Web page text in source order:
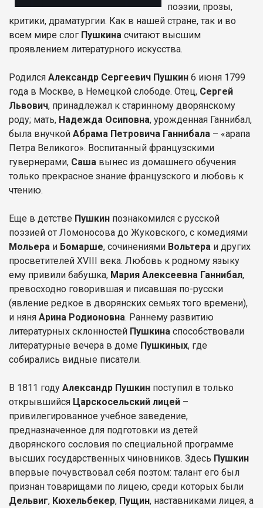
поэзии, прозы,
критики, драматургии. Как в нашей стране, так и во
всем мире слог Пушкина считают высшим
проявлением литературного искусства.
Родился Александр Сергеевич Пушкин 6 июня 1799
года в Москве, в Немецкой слободе. Отец, Сергей
Львович, принадлежал к старинному дворянскому
роду; мать, Надежда Осиповна, урожденная Ганнибал,
была внучкой Абрама Петровича Ганнибала – «арапа
Петра Великого». Воспитанный французскими
гувернерами, Саша вынес из домашнего обучения
только прекрасное знание французского и любовь к
чтению.
Еще в детстве Пушкин познакомился с русской
поэзией от Ломоносова до Жуковского, с комедиями
Мольера и Бомарше, сочинениями Вольтера и других
просветителей XVIII века. Любовь к родному языку
ему привили бабушка, Мария Алексеевна Ганнибал,
превосходно говорившая и писавшая по-русски
(явление редкое в дворянских семьях того времени),
и няня Арина Родионовна. Раннему развитию
литературных склонностей Пушкина способствовали
литературные вечера в доме Пушкиных, где
собирались видные писатели.
В 1811 году Александр Пушкин поступил в только
открывшийся Царскосельский лицей –
привилегированное учебное заведение,
предназначенное для подготовки из детей
дворянского сословия по специальной программе
высших государственных чиновников. Здесь Пушкин
впервые почувствовал себя поэтом: талант его был
признан товарищами по лицею, среди которых были
Дельвиг, Кюхельбекер, Пущин, наставниками лицея, а